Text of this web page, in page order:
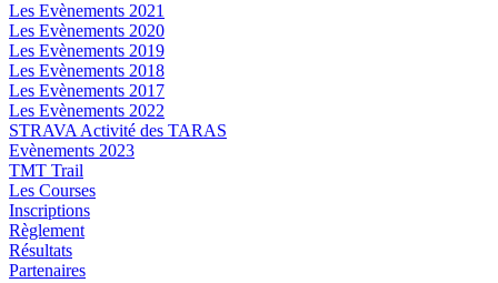
Les Evènements 2021
Les Evènements 2020
Les Evènements 2019
Les Evènements 2018
Les Evènements 2017
Les Evènements 2022
STRAVA Activité des TARAS
Evènements 2023
TMT Trail
Les Courses
Inscriptions
Règlement
Résultats
Partenaires